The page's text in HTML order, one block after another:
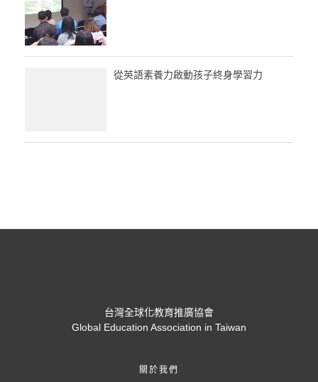
從英語素養力啟動孩子終身學習力
台灣全球化教育推廣協會
Global Education Association in Taiwan
關於我們